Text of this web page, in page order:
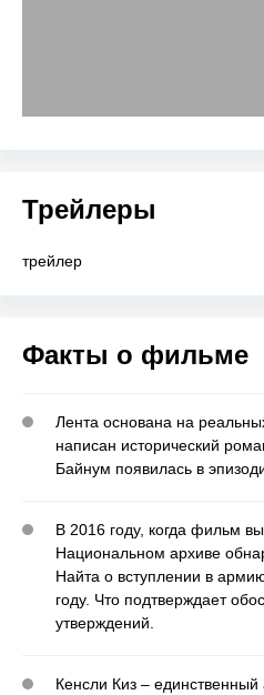
Трейлеры
трейлер
Факты о фильме
Лента основана на
написан исторический
Байнум появилась в
В 2016 году, когда фильм
Национальном архиве
Найта о вступлении в
году. Что подтверждает
утверждений.
Кенсли Киз –